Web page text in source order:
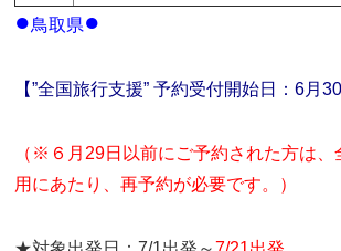
●鳥取県●
【”全国旅行支援” 予約受付開始日：6月
（※６月29日以前にご予約された方は、
用にあたり、再予約が必要です。）